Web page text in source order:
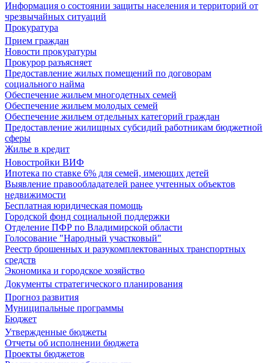
Информация о состоянии защиты населения и территорий от
чрезвычайных ситуаций
Прокуратура
Прием граждан
Новости прокуратуры
Прокурор разъясняет
Предоставление жилых помещений по договорам
социального найма
Обеспечение жильем многодетных семей
Обеспечение жильем молодых семей
Обеспечение жильем отдельных категорий граждан
Предоставление жилищных субсидий работникам бюджетной
сферы
Жилье в кредит
Новостройки ВИФ
Ипотека по ставке 6% для семей, имеющих детей
Выявление правообладателей ранее учтенных объектов
недвижимости
Бесплатная юридическая помощь
Городской фонд социальной поддержки
Отделение ПФР по Владимирской области
Голосование "Народный участковый"
Реестр брошенных и разукомплектованных транспортных
средств
Экономика и городское хозяйство
Документы стратегического планирования
Прогноз развития
Муниципальные программы
Бюджет
Утвержденные бюджеты
Отчеты об исполнении бюджета
Проекты бюджетов